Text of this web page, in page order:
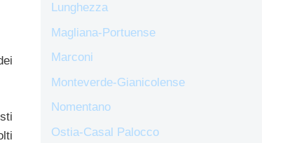
Lunghezza
Magliana-Portuense
Marconi
Monteverde-Gianicolense
Nomentano
Ostia-Casal Palocco